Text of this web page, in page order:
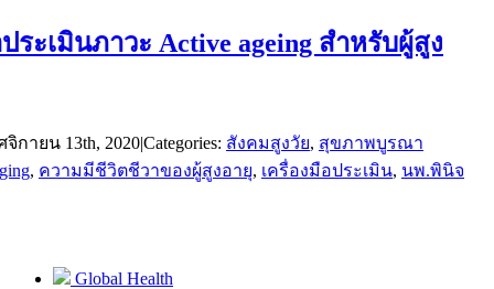
ะเมินภาวะ Active ageing สำหรับผู้สูง
กายน 13th, 2020|Categories: สังคมสูงวัย, สุขภาพบูรณา
, ความมีชีวิตชีวาของผู้สูงอายุ, เครื่องมือประเมิน, นพ.พินิจ
Global Health